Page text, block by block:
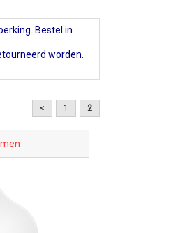
Bestel in
worden.
< 1 2